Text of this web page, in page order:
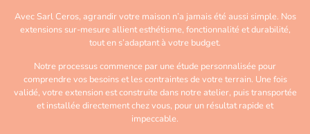
Avec Sarl Ceros, agrandir votre maison n’a jamais été aussi simple. Nos
extensions sur-mesure allient esthétisme, fonctionnalité et durabilité,
tout en s’adaptant à votre budget.
Notre processus commence par une étude personnalisée pour
comprendre vos besoins et les contraintes de votre terrain. Une fois
validé, votre extension est construite dans notre atelier, puis transportée
et installée directement chez vous, pour un résultat rapide et
impeccable.